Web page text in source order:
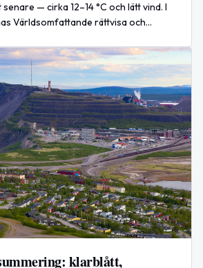
— cirka 12–14 °C och lätt vind. I
Världsomfattande rättvisa och
klarblått,